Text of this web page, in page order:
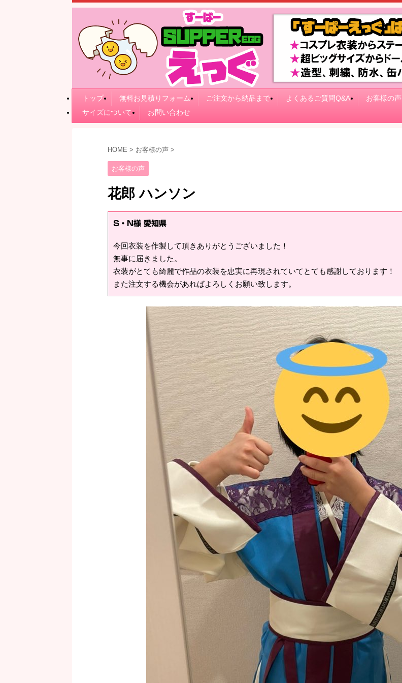
トップ 無料お見積りフォーム ご注文から納品まで よくあるご質問Q&A お客様の声
サイズについて
お問い合わせ
HOME > お客様の声 >
お客様の声
花郎 ハンソン
S・N様 愛知県
今回衣装を作製して頂きありがとうございました！
無事に届きました。
衣装がとても綺麗で作品の衣装を忠実に再現されていてとても感謝しております！
また注文する機会があればよろしくお願い致します。